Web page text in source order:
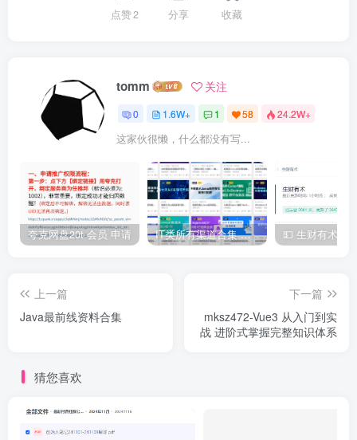
点赞2 分享 收藏
tomm 关注
0 1.6W+ 1 58 24.2W+
这家伙很懒，什么都没有写...
夸克网盘20t 会员 申请 IT类所有渠道合集 持续日更，目前近四千多条资源 年费用户微信私信获取权限
上一篇
Java最前线资料合集
下一篇
mksz472-Vue3 从入门到实
战 进阶式掌握完整知识体系
猜您喜欢